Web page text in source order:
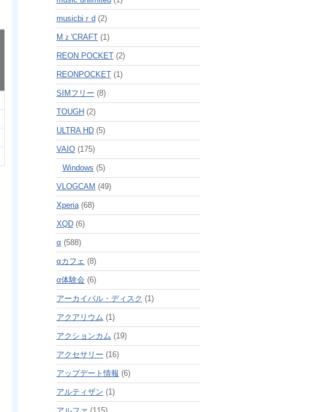
musicbiｒd (2)
Mｚ'CRAFT(1)
REON POCKET(2)
REONPOCKET(1)
SIMフリー (8)
TOUGH (2)
ULTRA HD(5)
VAIO(175)
Windows (5)
VLOGCAM (49)
Xperia(68)
XQD(6)
α (588)
αカフェ (8)
α体験会 (6)
アーカイバル・ディスク (1)
アクアリウム (1)
アクションカム (19)
アクセサリー (16)
アップデート情報 (6)
アルティザン (1)